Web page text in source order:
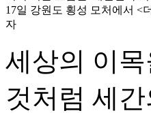
17일 강원도 횡성 모처에서 <
자
세상의 이
것처럼 세